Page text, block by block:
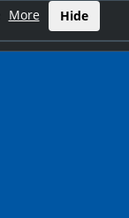
More Hide